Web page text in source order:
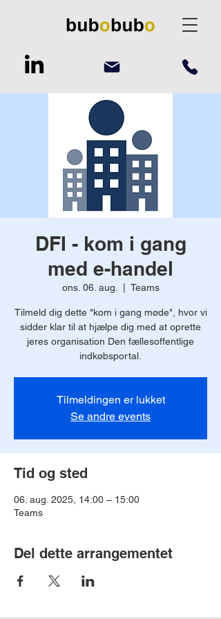
DFI - kom i gang
med e-handel
ons. 06. aug. Teams
Tilmeld dig dette "kom i gang møde", hvor vi
sidder klar til at hjælpe dig med at oprette
jeres organisation Den fællesoffentlige
indkøbsportal.
Tilmeldingen er lukket
Se andre events
Tid og sted
06. aug. 2025, 14:00 – 15:00
Teams
Del dette arrangementet